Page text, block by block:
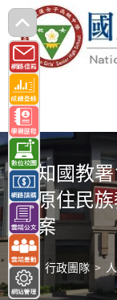
跳
轉
至
主
要
內
容 轉知國教
理原住民
務案
> 行政團隊 >